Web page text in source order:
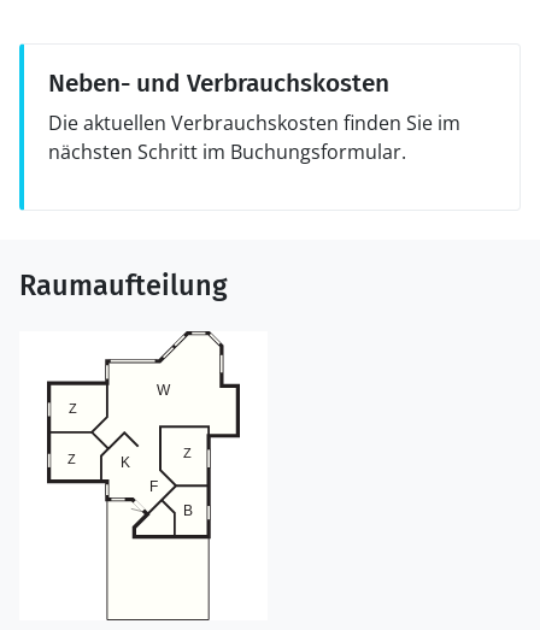
Neben- und Verbrauchskosten
Die aktuellen Verbrauchskosten finden Sie im
nächsten Schritt im Buchungsformular.
Raumaufteilung